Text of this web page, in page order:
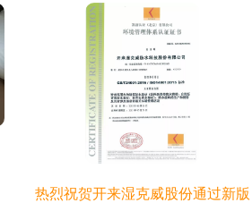
热烈祝贺开来湿克威股份通过新版